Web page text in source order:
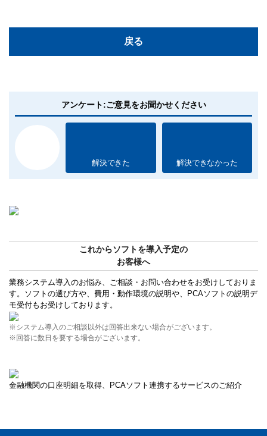
戻る
アンケート:ご意見をお聞かせください
解決できた 解決できなかった
これからソフトを導入予定の
お客様へ
業務システム導入のお悩み、ご相談・お問い合わせをお受けしておりま
す。ソフトの選び方や、費用・動作環境の説明や、PCAソフトの説明デ
モ受付もお受けしております。
※システム導入のご相談以外は回答出来ない場合がございます。
※回答に数日を要する場合がございます。
金融機関の口座明細を取得、PCAソフト連携するサービスのご紹介